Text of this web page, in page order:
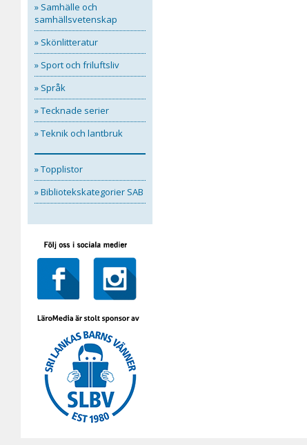
» Samhälle och
samhällsvetenskap
» Skönlitteratur
» Sport och friluftsliv
» Språk
» Tecknade serier
» Teknik och lantbruk
» Topplistor
» Bibliotekskategorier SAB